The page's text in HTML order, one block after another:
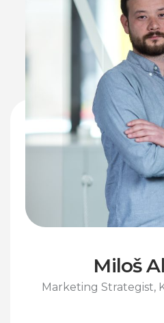
Miloš
Marketing Strategist,